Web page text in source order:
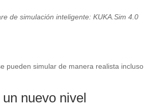
de simulación inteligente: KUKA.Sim 4.0
pueden simular de manera realista incluso
nuevo nivel